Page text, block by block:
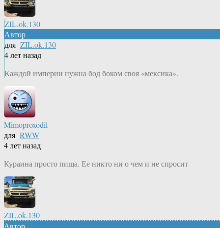
ZIL.ok.130
Автор
для ZIL.ok.130
4 лет назад
Каждой империи нужна бод боком своя «мексика».
Mimoproxodil
для RWW
4 лет назад
Кураина просто пища. Ее никто ни о чем и не спросит
ZIL.ok.130